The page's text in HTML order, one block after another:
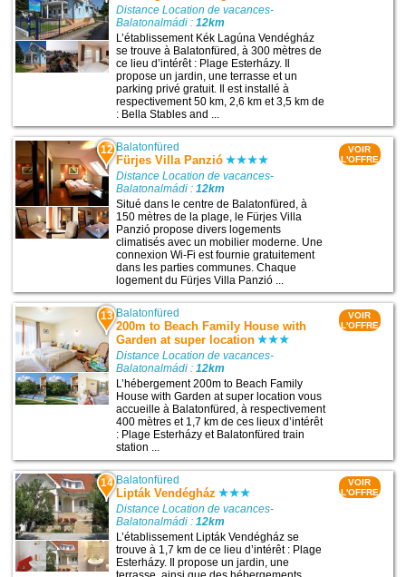
Distance Location de vacances-
Balatonalmádi :12km
L’établissement Kék Lagúna Vendégház
se trouve à Balatonfüred, à 300 mètres de
ce lieu d’intérêt : Plage Esterházy. Il
propose un jardin, une terrasse et un
parking privé gratuit. Il est installé à
respectivement 50 km, 2,6 km et 3,5 km de
: Bella Stables and ...
12 Balatonfüred
Fürjes Villa Panzió
Distance Location de vacances-
Balatonalmádi :12km
Situé dans le centre de Balatonfüred, à
150 mètres de la plage, le Fürjes Villa
Panzió propose divers logements
climatisés avec un mobilier moderne. Une
connexion Wi-Fi est fournie gratuitement
dans les parties communes. Chaque
logement du Fürjes Villa Panzió ...
VOIR
L'OFFRE
13 Balatonfüred
200m to Beach Family House with
Garden at super location
Distance Location de vacances-
Balatonalmádi :12km
L’hébergement 200m to Beach Family
House with Garden at super location vous
accueille à Balatonfüred, à respectivement
400 mètres et 1,7 km de ces lieux d’intérêt
: Plage Esterházy et Balatonfüred train
station ...
VOIR
L'OFFRE
14 Balatonfüred
Lipták Vendégház
Distance Location de vacances-
Balatonalmádi :12km
L’établissement Lipták Vendégház se
trouve à 1,7 km de ce lieu d’intérêt : Plage
Esterházy. Il propose un jardin, une
VOIR
L'OFFRE